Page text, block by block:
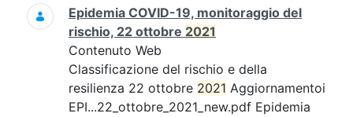
Epidemia COVID-19, monitoraggio del
rischio, 22 ottobre 2021
Contenuto Web
Classificazione del rischio e della
resilienza 22 ottobre 2021 Aggiornamentoi
EPI...22_ottobre_2021_new.pdf Epidemia